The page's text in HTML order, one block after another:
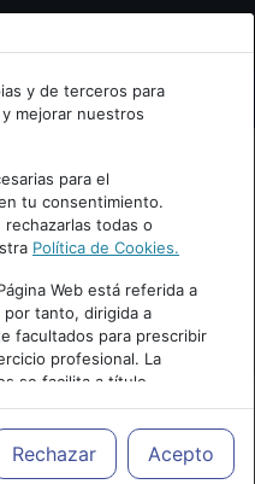
Cancelar
y de terceros para
mejorar nuestros
para el
tu consentimiento.
todas o
Política de Cookies.
Web está referida a
tanto, dirigida a
facultados para prescribir
profesional. La
se facilita a título
de los
medicamentos y decidir, en
más adecuado a las
Rechazar Acepto